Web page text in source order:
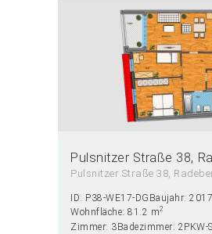
Pulsnitzer Straße 38
Pulsnitzer Straße 38,
ID: P38-WE17-DG Baujahr: 2017
Wohnfläche: 81.2 m2
Zimmer: 3 Badezimmer: 2 PKW-